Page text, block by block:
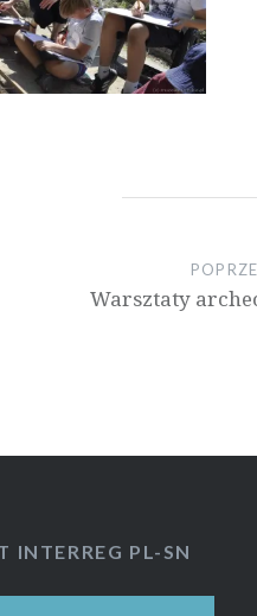
Warsztaty
INTERREG PL-SN